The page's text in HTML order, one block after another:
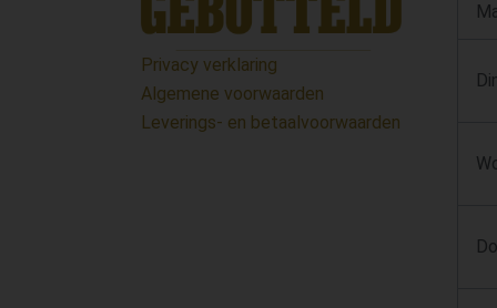
Privacy verklaring
Algemene voorwaarden
Leverings- en betaalvoorwaarden